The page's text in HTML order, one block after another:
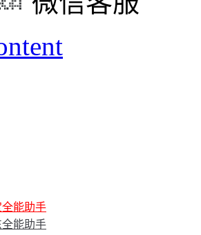
能助手
能助手